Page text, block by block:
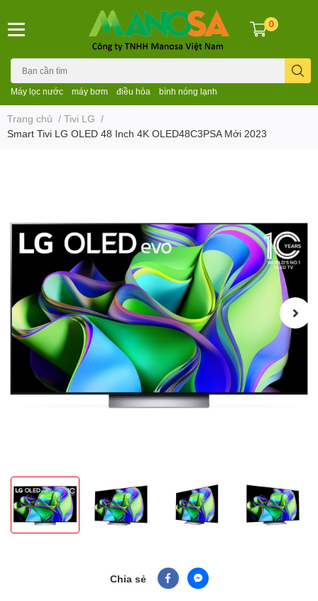
Máy lọc nước máy bơm điều hòa bình nóng lạnh
0
Trang chủ / Tivi LG /
Smart Tivi LG OLED 48 Inch 4K OLED48C3PSA Mới 2023
Chia sẻ